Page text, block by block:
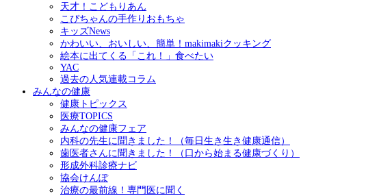
天才！こどもりあん
こぴちゃんの手作りおもちゃ
キッズNews
かわいい、おいしい、簡単！makimakiクッキング
絵本に出てくる「これ！」食べたい
YAC
過去の人気連載コラム
みんなの健康
健康トピックス
医療TOPICS
みんなの健康フェア
内科の先生に聞きました！（毎日生き生き健康通信）
歯医者さんに聞きました！（口から始まる健康づくり）
形成外科診療ナビ
協会けんぽ
治療の最前線！専門医に聞く